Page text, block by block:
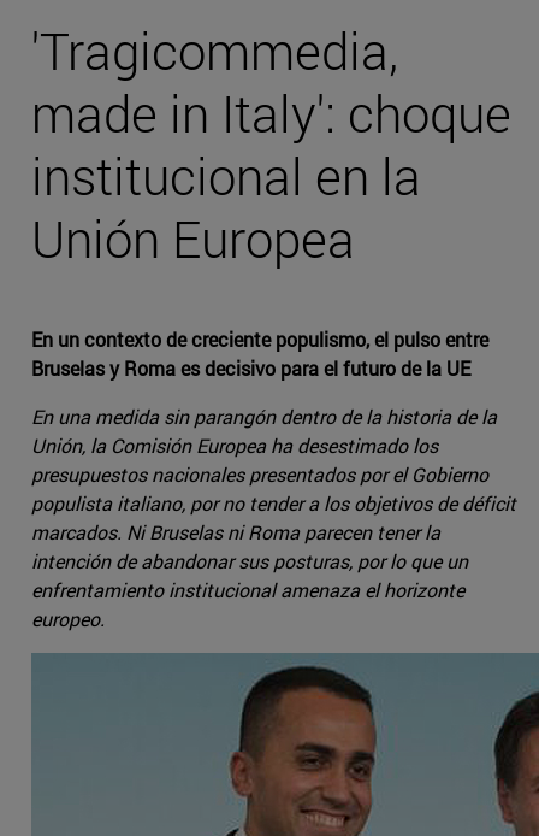
'Tragicommedia,
made in Italy': choque
institucional en la
Unión Europea
En un contexto de creciente populismo, el pulso entre
Bruselas y Roma es decisivo para el futuro de la UE
En una medida sin parangón dentro de la historia de la
Unión, la Comisión Europea ha desestimado los
presupuestos nacionales presentados por el Gobierno
populista italiano, por no tender a los objetivos de déficit
marcados. Ni Bruselas ni Roma parecen tener la
intención de abandonar sus posturas, por lo que un
enfrentamiento institucional amenaza el horizonte
europeo.